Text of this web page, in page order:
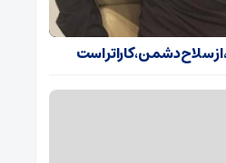
از سلاح دشمن، کاراتر است